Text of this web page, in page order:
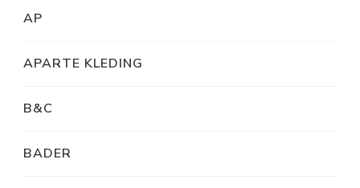
AP
APARTE KLEDING
B&C
BADER